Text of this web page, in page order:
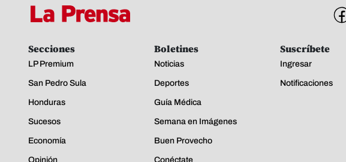
Secciones
LP Premium
San Pedro Sula
Honduras
Sucesos
Economía
Opinión
Boletines
Noticias
Deportes
Guía Médica
Semana en Imágenes
Buen Provecho
Conéctate
Suscríbete
Ingresar
Notificaciones